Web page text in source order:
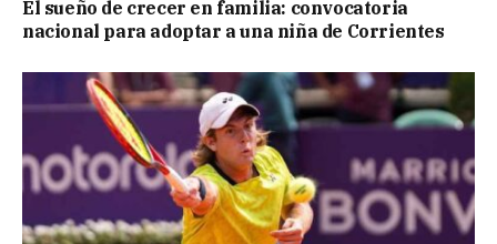
El sueño de crecer en familia: convocatoria
nacional para adoptar a una niña de Corrientes